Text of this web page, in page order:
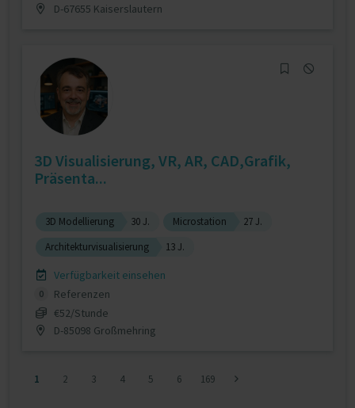
D-67655 Kaiserslautern
3D Visualisierung, VR, AR, CAD,Grafik,
Präsenta...
3D Modellierung 30 J. Microstation
27 J.
Architekturvisualisierung
13 J.
Verfügbarkeit einsehen
0
Referenzen
€52/Stunde
D-85098 Großmehring
1 2 3 4 5 6 169